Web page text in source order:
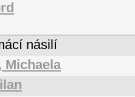
násilí
Michaela